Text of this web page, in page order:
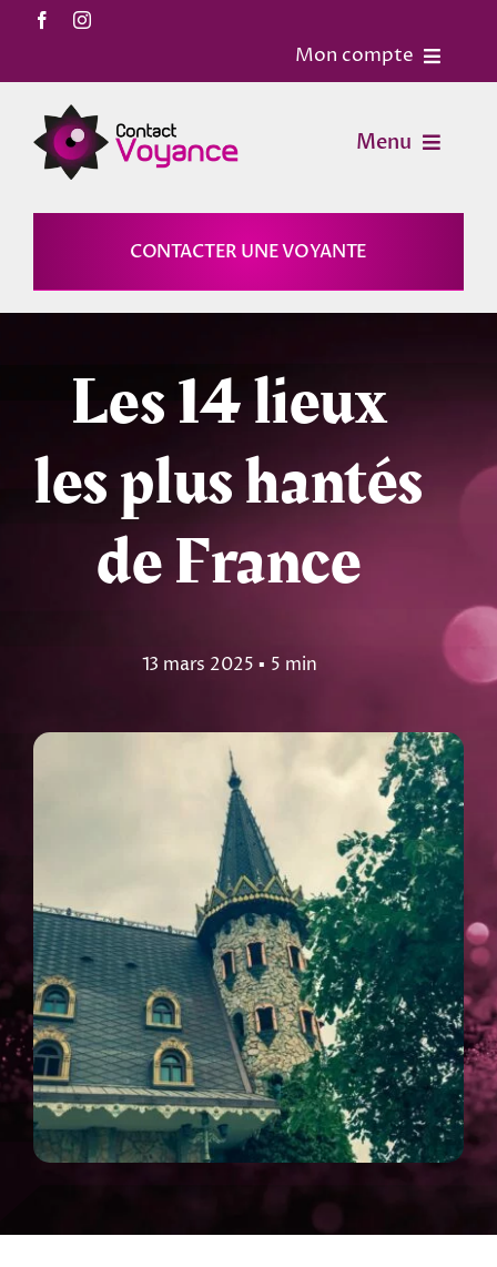
Passer
contenu
Mon compte
Mon Compte
Menu
Voyance
Horoscopes
Magies
Astrologie
Tests & jeux
Blog
CONTACTER UNE VOYANTE
Les 14 lieux
les plus hantés
de France
13 mars 2025 ▪ 5 min